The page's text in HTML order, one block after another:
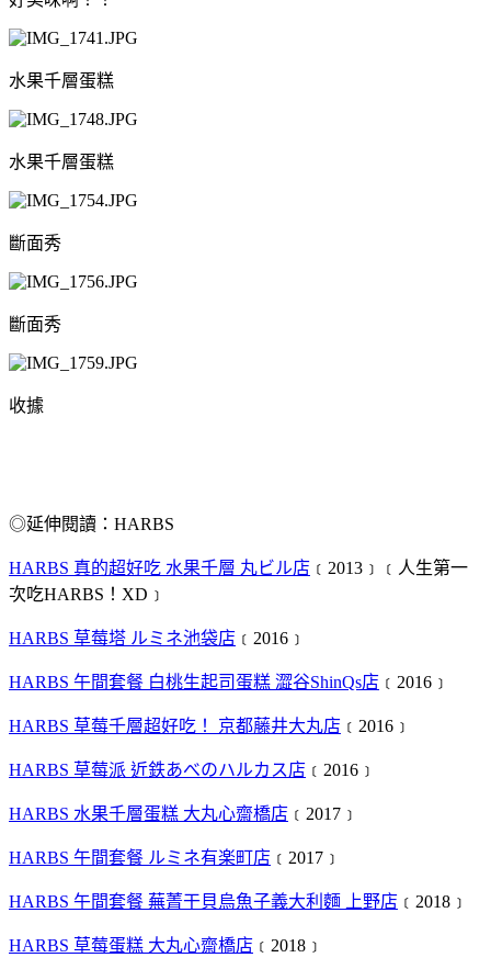
水果千層蛋糕
水果千層蛋糕
斷面秀
斷面秀
收據
◎延伸閱讀：HARBS
HARBS 真的超好吃 水果千層 丸ビル店 ﹝2013﹞﹝人生第一
次吃HARBS！XD﹞
HARBS 草莓塔 ルミネ池袋店 ﹝2016﹞
HARBS 午間套餐 白桃生起司蛋糕 澀谷ShinQs店 ﹝2016﹞
HARBS 草莓千層超好吃！ 京都藤井大丸店 ﹝2016﹞
HARBS 草莓派 近鉄あべのハルカス店 ﹝2016﹞
HARBS 水果千層蛋糕 大丸心齋橋店 ﹝2017﹞
HARBS 午間套餐 ルミネ有楽町店 ﹝2017﹞
HARBS 午間套餐 蕪菁干貝烏魚子義大利麵 上野店 ﹝2018﹞
HARBS 草莓蛋糕 大丸心齋橋店 ﹝2018﹞